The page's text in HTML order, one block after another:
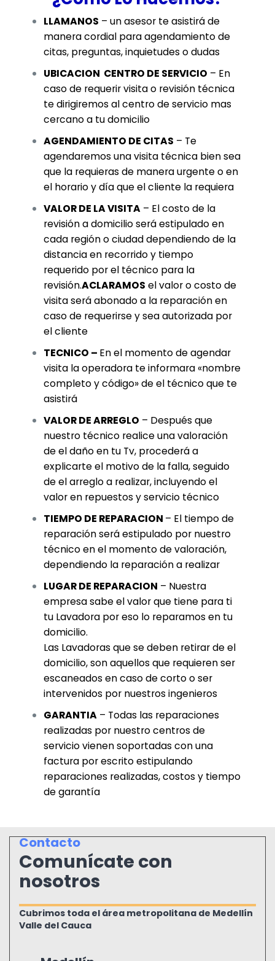
LLAMANOS – un asesor te asistirá de
manera cordial para agendamiento de
citas, preguntas, inquietudes o dudas
UBICACION CENTRO DE SERVICIO – En
caso de requerir visita o revisión técnica
te dirigiremos al centro de servicio mas
cercano a tu domicilio
AGENDAMIENTO DE CITAS – Te
agendaremos una visita técnica bien sea
que la requieras de manera urgente o en
el horario y día que el cliente la requiera
VALOR DE LA VISITA– El costo de la
revisión a domicilio será estipulado en
cada región o ciudad dependiendo de la
distancia en recorrido y tiempo
requerido por el técnico para la
revisión.ACLARAMOS el valor o costo de
visita será abonado a la reparación en
caso de requerirse y sea autorizada por
el cliente
TECNICO – En el momento de agendar
visita la operadora te informara «nombre
completo y código» de el técnico que te
asistirá
VALOR DE ARREGLO – Después que
nuestro técnico realice una valoración
de el daño en tu Tv, procederá a
explicarte el motivo de la falla, seguido
de el arreglo a realizar, incluyendo el
valor en repuestos y servicio técnico
TIEMPO DE REPARACION – El tiempo de
reparación será estipulado por nuestro
técnico en el momento de valoración,
dependiendo la reparación a realizar
LUGAR DE REPARACION – Nuestra
empresa sabe el valor que tiene para ti
tu Lavadora por eso lo reparamos en tu
domicilio.
Las Lavadoras que se deben retirar de el
domicilio, son aquellos que requieren ser
escaneados en caso de corto o ser
intervenidos por nuestros ingenieros
GARANTIA– Todas las reparaciones
realizadas por nuestro centros de
servicio vienen soportadas con una
factura por escrito estipulando
reparaciones realizadas, costos y tiempo
de garantía
Contacto
Comunícate con
nosotros
Cubrimos toda el área metropolitana de Medellín
Valle del Cauca